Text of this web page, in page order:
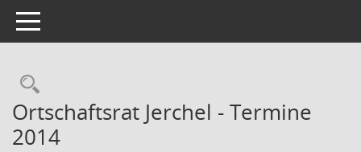
Toggle navigation
Rechercheauswahl
Ortschaftsrat Jerchel - Termine
2014